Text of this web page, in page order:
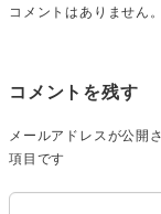
コメントはありません。
コメントを残す
メールアドレスが公開
項目です